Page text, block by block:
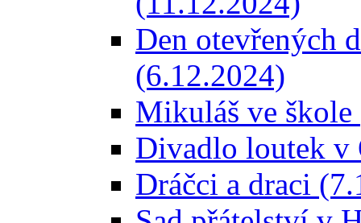
Den otevřených
(6.12.2024)
Mikuláš ve
Divadlo loutek v
Dráčci a draci